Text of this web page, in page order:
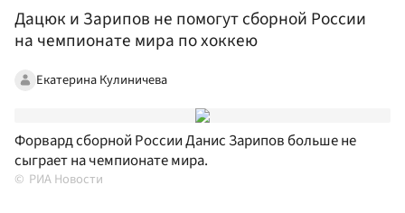
Дацюк и Зарипов не помогут сборной России
на чемпионате мира по хоккею
Екатерина Кулиничева
Форвард сборной России Данис Зарипов больше не
сыграет на чемпионате мира.
РИА Новости